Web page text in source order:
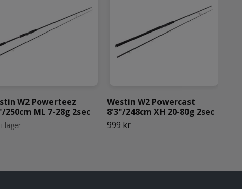
W2 Powerteez
250cm ML 7-28g 2sec
lager
Westin W2 Powercast
8'3"/248cm XH 20-80g 2sec
999 kr